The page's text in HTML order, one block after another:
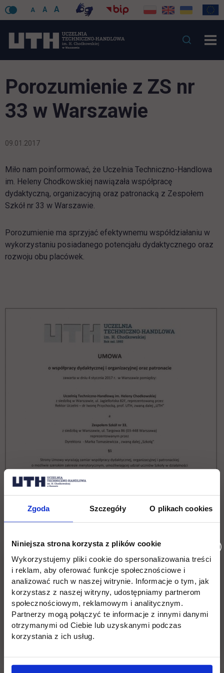
Zgoda Szczegóły O plikach cookies
Niniejsza strona korzysta z plików cookie
Wykorzystujemy pliki cookie do spersonalizowania treści
i reklam, aby oferować funkcje społecznościowe i
analizować ruch w naszej witrynie. Informacje o tym, jak
korzystasz z naszej witryny, udostępniamy partnerom
społecznościowym, reklamowym i analitycznym.
Partnerzy mogą połączyć te informacje z innymi danymi
otrzymanymi od Ciebie lub uzyskanymi podczas
korzystania z ich usług.
A A A
Porozumienie z ZS nr
33 w Warszawie
09.01.2017
Miło nam poinformować, że Uczelnia Techniczno-Handlowa
im. Heleny Chodkowskiej nawiązała współpracę
dydaktyczną, organizacyjną oraz patronacką z Zespołem
Szkół nr 33 w Warszawie.
Porozumienie ma sprzyjać efektywnemu współdziałaniu w
wykorzystaniu posiadanego potencjału dydaktycznego oraz
rozwoju obu placówek.